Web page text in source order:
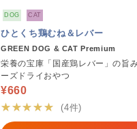
DOG CAT
ひとくち鶏むね＆レバー
GREEN DOG & CAT Premium
栄養の宝庫「国産鶏レバー」の旨
ーズドライおやつ
¥660
★★★★★
(4件)